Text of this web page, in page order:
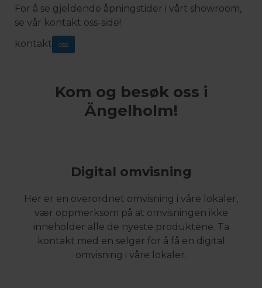
For å se gjeldende åpningstider i vårt showroom,
se vår kontakt oss-side!
kontakt
oss
Kom og besøk oss i
Ängelholm!
Digital omvisning
Her er en overordnet omvisning i våre lokaler,
vær oppmerksom på at omvisningen ikke
inneholder alle de nyeste produktene. Ta
kontakt med en selger for å få en digital
omvisning i våre lokaler.